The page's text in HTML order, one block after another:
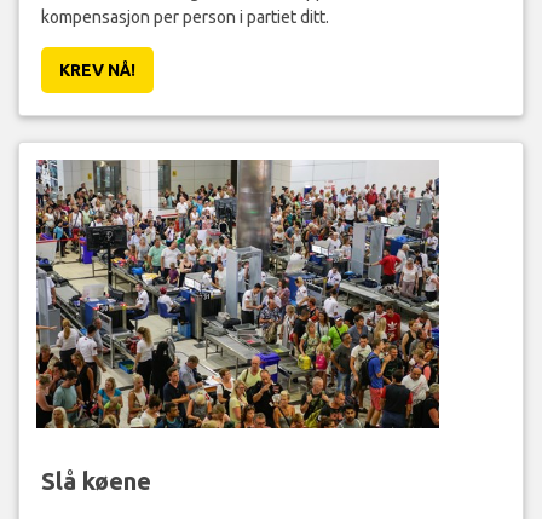
kompensasjon per person i partiet ditt.
KREV NÅ!
Slå køene